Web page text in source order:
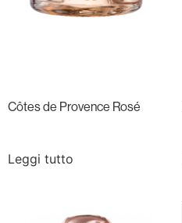
Côtes de Provence Rosé
Leggi tutto